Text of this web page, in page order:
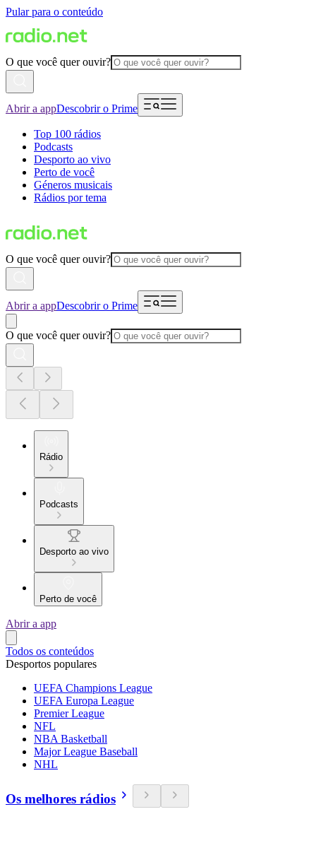
Pular para o conteúdo
O que você quer ouvir?
Abrir a appDescobrir o Prime
Top 100 rádios
Podcasts
Desporto ao vivo
Perto de você
Géneros musicais
Rádios por tema
O que você quer ouvir?
Abrir a appDescobrir o Prime
O que você quer ouvir?
Rádio
Podcasts
Desporto ao vivo
Perto de você
Abrir a app
Todos os conteúdos
Desportos populares
UEFA Champions League
UEFA Europa League
Premier League
NFL
NBA Basketball
Major League Baseball
NHL
Os melhores rádios